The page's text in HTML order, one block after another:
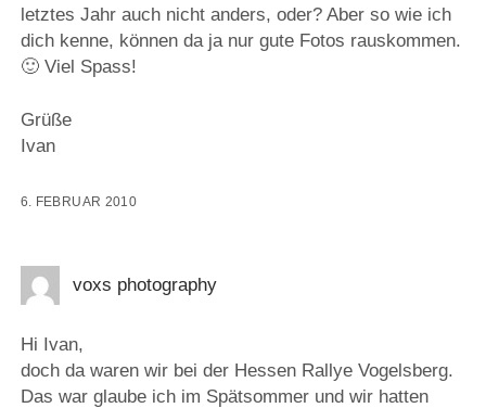
letztes Jahr auch nicht anders, oder? Aber so wie ich
dich kenne, können da ja nur gute Fotos rauskommen.
🙂 Viel Spass!
Grüße
Ivan
6. FEBRUAR 2010
voxs photography
Hi Ivan,
doch da waren wir bei der Hessen Rallye Vogelsberg.
Das war glaube ich im Spätsommer und wir hatten